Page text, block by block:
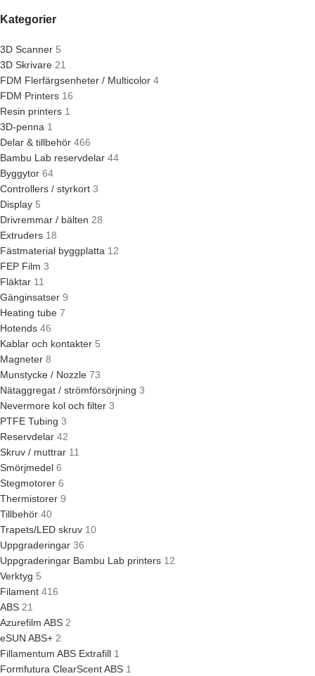
Kategorier
3D Scanner 5
3D Skrivare 21
FDM Flerfärgsenheter / Multicolor 4
FDM Printers 16
Resin printers 1
3D-penna 1
Delar & tillbehör 466
Bambu Lab reservdelar 44
Byggytor 64
Controllers / styrkort 3
Display 5
Drivremmar / bälten 28
Extruders 18
Fästmaterial byggplatta 12
FEP Film 3
Fläktar 11
Gänginsatser 9
Heating tube 7
Hotends 46
Kablar och kontakter 5
Magneter 8
Munstycke / Nozzle 73
Nätaggregat / strömförsörjning 3
Nevermore kol och filter 3
PTFE Tubing 3
Reservdelar 42
Skruv / muttrar 11
Smörjmedel 6
Stegmotorer 6
Thermistorer 9
Tillbehör 40
Trapets/LED skruv 10
Uppgraderingar 36
Uppgraderingar Bambu Lab printers 12
Verktyg 5
Filament 416
ABS 21
Azurefilm ABS 2
eSUN ABS+ 2
Fillamentum ABS Extrafill 1
Formfutura ClearScent ABS 1